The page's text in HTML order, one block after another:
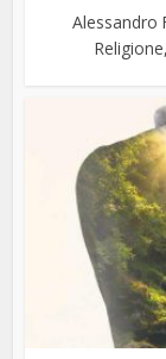
Alessandro